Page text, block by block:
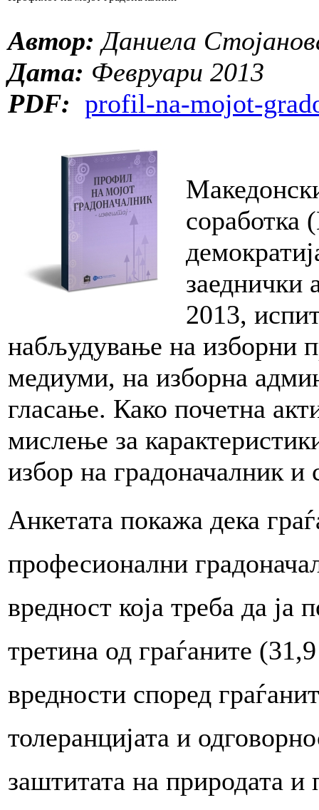
Автор:Даниела
Дата: Февруари 2013
PDF: profil-na-mojot-
заеднички
2013,
набљудување на изборни
медиуми, на изборна
гласање. Како почетна
мислење за
избор на градоначалник и
Анкетата покажа дека
професионални
вредност која треба да ја
третина од граѓаните
вредности според
толеранцијата и
заштитата на природата и